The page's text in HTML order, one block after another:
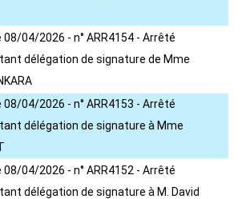
08/04/2026 - n° ARR4154 - Arrêté
délégation de signature de Mme
08/04/2026 - n° ARR4153 - Arrêté
délégation de signature à Mme
08/04/2026 - n° ARR4152 - Arrêté
délégation de signature à M. David